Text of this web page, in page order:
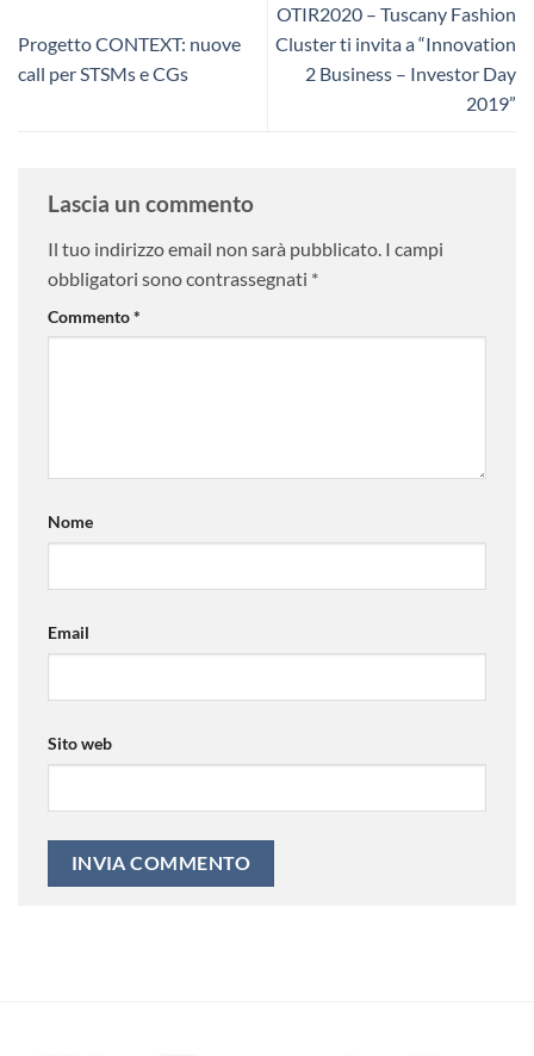
Progetto CONTEXT: nuove
call per STSMs e CGs
OTIR2020 – Tuscany Fashion
Cluster ti invita a “Innovation
2 Business – Investor Day
2019”
Lascia un commento
Il tuo indirizzo email non sarà pubblicato. I campi
obbligatori sono contrassegnati *
Commento*
Nome
Email
Sito web